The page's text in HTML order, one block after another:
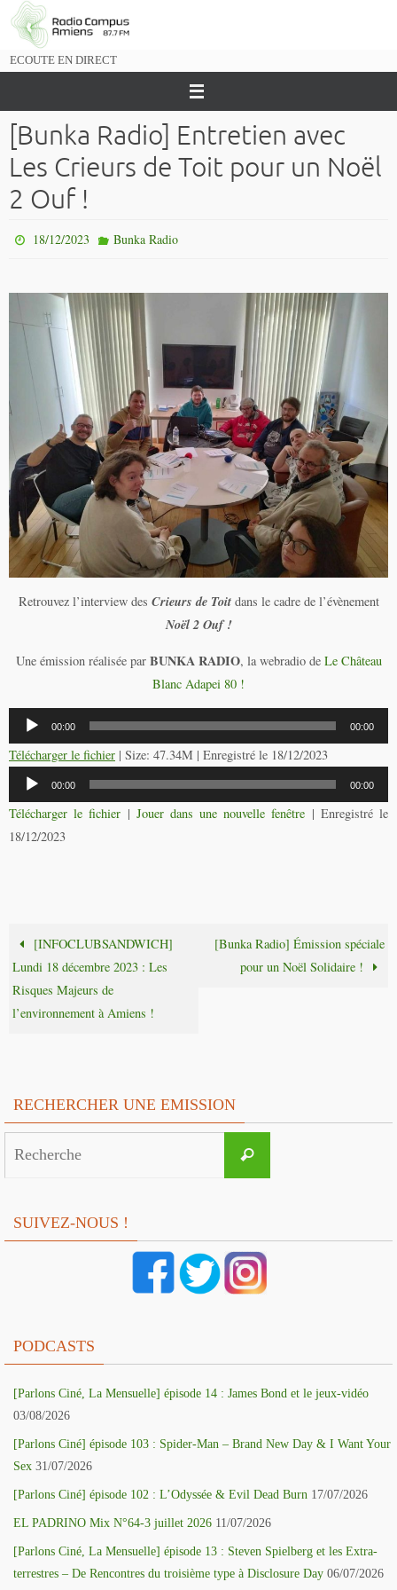
Passer
vers
ECOUTE EN DIRECT
[Bunka Radio] Entretien avec
Les Crieurs de Toit pour un Noël
2 Ouf !
18/12/2023 Bunka Radio
Retrouvez l’interview des Crieurs de Toitdans le cadre de l’évènement
Noël 2 Ouf !
Une émission réalisée par BUNKA RADIO, la webradio de Le Château
Blanc Adapei 80 !
Lecteur
audio
00:00 00:00
Télécharger le fichier | Size: 47.34M | Enregistré le 18/12/2023
Lecteur
audio
00:00 00:00
Télécharger le fichier | Jouer dans une nouvelle fenêtre | Enregistré le
18/12/2023
[INFOCLUBSANDWICH]
Lundi 18 décembre 2023 : Les
Risques Majeurs de
l’environnement à Amiens !
[Bunka Radio] Émission spéciale
pour un Noël Solidaire !
RECHERCHER UNE EMISSION
Recherche
SUIVEZ-NOUS !
PODCASTS
[Parlons Ciné, La Mensuelle] épisode 14 : James Bond et le jeux-vidéo
03/08/2026
[Parlons Ciné] épisode 103 : Spider-Man – Brand New Day & I Want Your
Sex 31/07/2026
[Parlons Ciné] épisode 102 : L’Odyssée & Evil Dead Burn 17/07/2026
EL PADRINO Mix N°64-3 juillet 2026 11/07/2026
[Parlons Ciné, La Mensuelle] épisode 13 : Steven Spielberg et les Extra-
terrestres – De Rencontres du troisième type à Disclosure Day 06/07/2026